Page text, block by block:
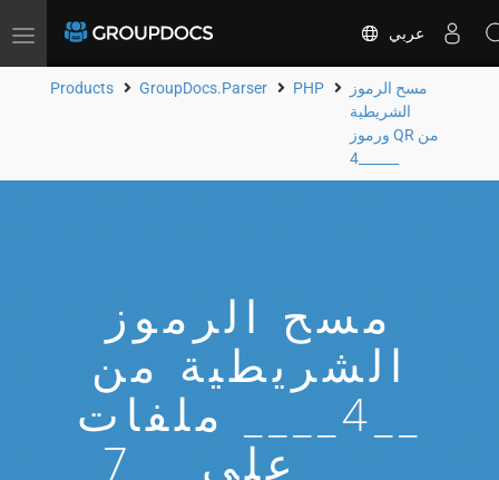
Toggle
عربي
Products GroupDocs.Parser PHP
مسح الرموز
الشريطية
ورموز QR من
مسح الرموز
الشريطية من
__4____ ملفات